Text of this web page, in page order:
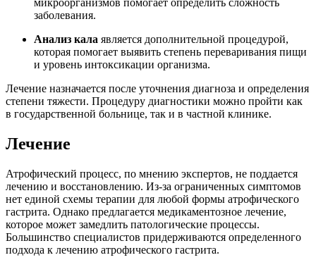
микроорганизмов помогает определить сложность
заболевания.
Анализ кала является дополнительной процедурой,
которая помогает выявить степень переваривания пищи
и уровень интоксикации организма.
Лечение назначается после уточнения диагноза и определения
степени тяжести. Процедуру диагностики можно пройти как
в государственной больнице, так и в частной клинике.
Лечение
Атрофический процесс, по мнению экспертов, не поддается
лечению и восстановлению. Из-за ограниченных симптомов
нет единой схемы терапии для любой формы атрофического
гастрита. Однако предлагается медикаментозное лечение,
которое может замедлить патологические процессы.
Большинство специалистов придерживаются определенного
подхода к лечению атрофического гастрита.